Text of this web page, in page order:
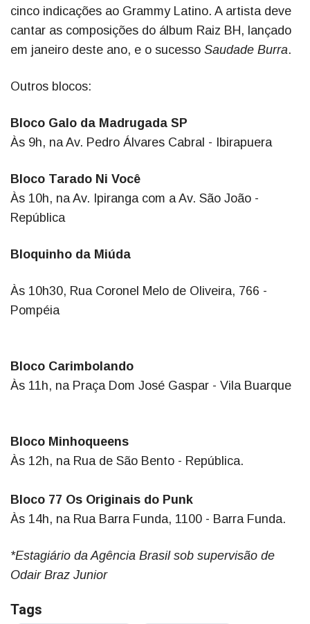
cinco indicações ao Grammy Latino. A artista deve
cantar as composições do álbum Raiz BH, lançado
em janeiro deste ano, e o sucesso Saudade Burra.
Outros blocos:
Bloco Galo da Madrugada SP
Às 9h, na Av. Pedro Álvares Cabral - Ibirapuera
Bloco Tarado Ni Você
Às 10h, na Av. Ipiranga com a Av. São João -
República
Bloquinho da Miúda
Às 10h30, Rua Coronel Melo de Oliveira, 766 -
Pompéia
Bloco Carimbolando
Às 11h, na Praça Dom José Gaspar - Vila Buarque
Bloco Minhoqueens
Às 12h, na Rua de São Bento - República.
Bloco 77 Os Originais do Punk
Às 14h, na Rua Barra Funda, 1100 - Barra Funda.
*Estagiário da Agência Brasil sob supervisão de
Odair Braz Junior
Tags